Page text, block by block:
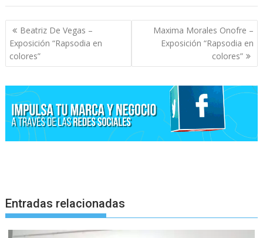
Navegación
de
entradas
Beatriz De Vegas –
Exposición “Rapsodia en
colores”
Maxima Morales Onofre –
Exposición “Rapsodia en
colores”
Entradas relacionadas